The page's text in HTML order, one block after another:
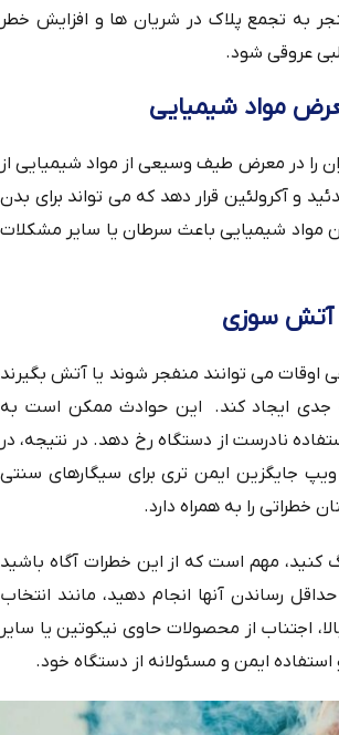
به تجمع پلاک در شریان‌ ها و افزایش خطر
عروقی شود.
مواد شیمیایی
را در معرض طیف وسیعی از مواد شیمیایی از
و آکرولئین قرار دهد که می تواند برای بدن
مواد شیمیایی باعث سرطان یا سایر مشکلات
آتش سوزی
اوقات می توانند منفجر شوند یا آتش بگیرند
جدی ایجاد کند. این حوادث ممکن است به
نادرست از دستگاه رخ دهد. در نتیجه، در
جایگزین ایمن تری برای سیگارهای سنتی
خطراتی را به همراه دارد.
کنید، مهم است که از این خطرات آگاه باشید
حداقل رساندن آنها انجام دهید، مانند انتخاب
اجتناب از محصولات حاوی نیکوتین یا سایر
ایمن و مسئولانه از دستگاه خود.